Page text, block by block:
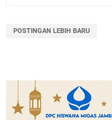
POSTINGAN LEBIH BARU